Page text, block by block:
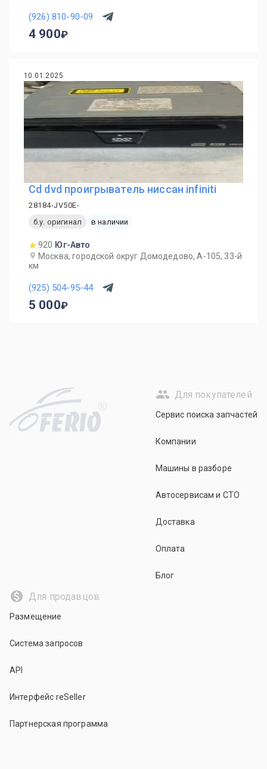
(926) 810-90-09
4 900
10.01.2025
Cd dvd проигрыватель ниссан infiniti
28184-JV50E-
б.у. оригинал
в наличии
920 Юг-Авто
Москва, городской округ Домодедово, А-105, 33-й
км
(925) 504-95-44
5 000
R
Для покупателей
Сервис поиска запчастей
Компании
Машины в разборе
Автосервисам и СТО
Доставка
Оплата
Блог
Для продавцов
Размещение
Система запросов
API
Интерфейс reSeller
Партнерская программа